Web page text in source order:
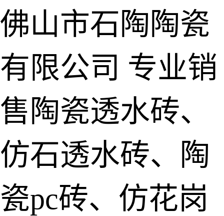
佛山市石陶陶瓷
有限公司 专业销
售陶瓷透水砖、
仿石透水砖、陶
瓷pc砖、仿花岗